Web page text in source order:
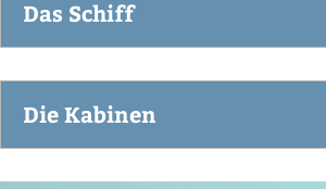
Das Schiff
Die Kabinen